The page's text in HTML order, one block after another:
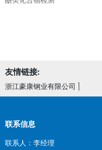
友情链接:
浙江豪康钢业有限公司
联系信息
联系人：李经理